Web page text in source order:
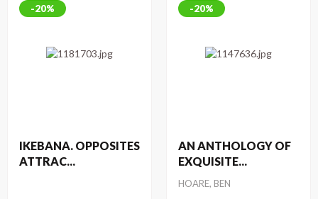
20%
IKEBANA. OPPOSITES
ATTRAC...
20%
AN ANTHOLOGY OF
EXQUISITE...
Autor
HOARE, BEN